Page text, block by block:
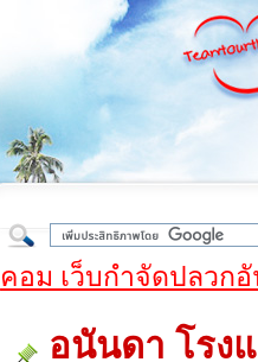
คอม เว็บกำจัดปลวก
อนันดา โร